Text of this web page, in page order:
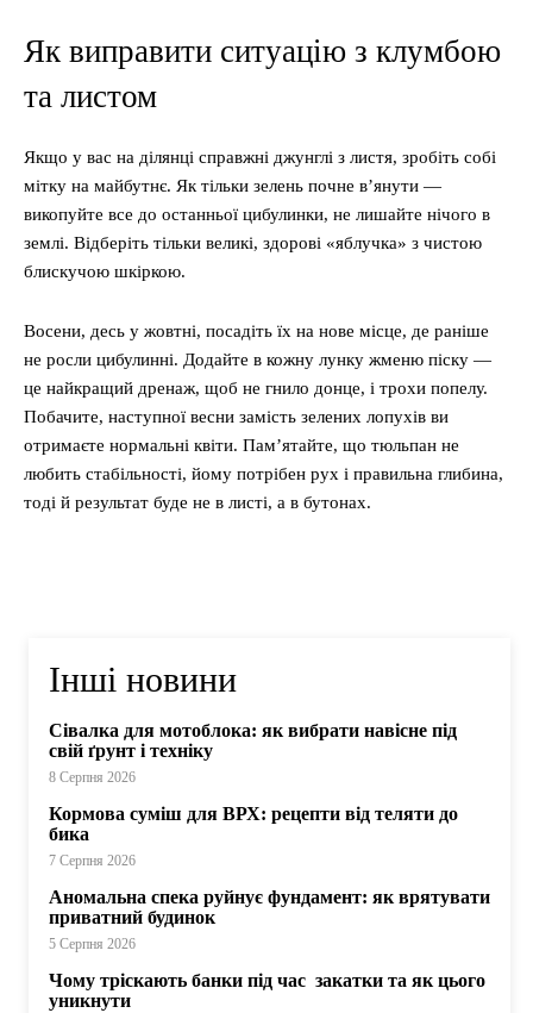
Як виправити ситуацію з клумбою
та листом
Якщо у вас на ділянці справжні джунглі з листя, зробіть собі
мітку на майбутнє. Як тільки зелень почне в’янути —
викопуйте все до останньої цибулинки, не лишайте нічого в
землі. Відберіть тільки великі, здорові «яблучка» з чистою
блискучою шкіркою.
Восени, десь у жовтні, посадіть їх на нове місце, де раніше
не росли цибулинні. Додайте в кожну лунку жменю піску —
це найкращий дренаж, щоб не гнило донце, і трохи попелу.
Побачите, наступної весни замість зелених лопухів ви
отримаєте нормальні квіти. Пам’ятайте, що тюльпан не
любить стабільності, йому потрібен рух і правильна глибина,
тоді й результат буде не в листі, а в бутонах.
Інші новини
Сівалка для мотоблока: як вибрати навісне під
свій ґрунт і техніку
8 Серпня 2026
Кормова суміш для ВРХ: рецепти від теляти до
бика
7 Серпня 2026
Аномальна спека руйнує фундамент: як врятувати
приватний будинок
5 Серпня 2026
Чому тріскають банки під час закатки та як цього
уникнути